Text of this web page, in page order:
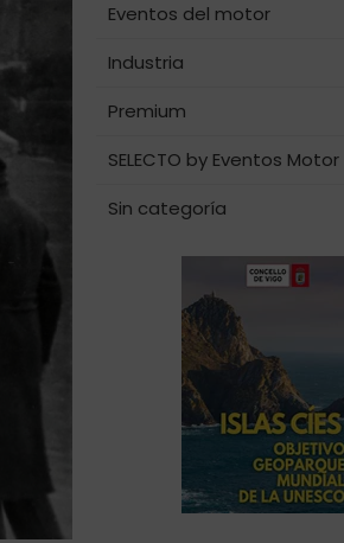
Eventos del motor
Industria
Premium
SELECTO by Eventos Motor
Sin categoría